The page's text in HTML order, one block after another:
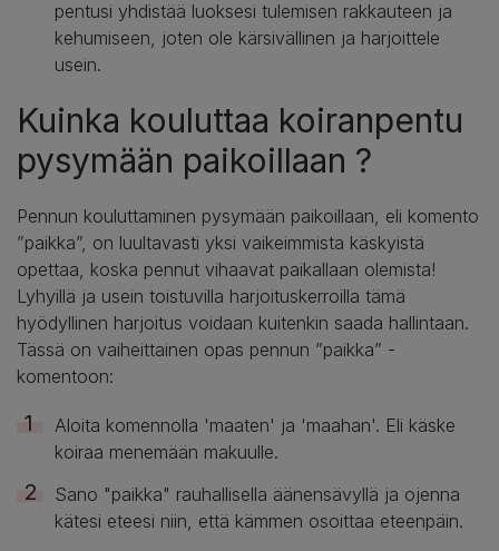
pentusi yhdistää luoksesi tulemisen rakkauteen ja
kehumiseen, joten ole kärsivällinen ja harjoittele
usein.
Kuinka kouluttaa koiranpentu
pysymään paikoillaan ?
Pennun kouluttaminen pysymään paikoillaan, eli komento
”paikka”, on luultavasti yksi vaikeimmista käskyistä
opettaa, koska pennut vihaavat paikallaan olemista!
Lyhyillä ja usein toistuvilla harjoituskerroilla tämä
hyödyllinen harjoitus voidaan kuitenkin saada hallintaan.
Tässä on vaiheittainen opas pennun ”paikka” -
komentoon:
Aloita komennolla 'maaten' ja 'maahan'. Eli käske
koiraa menemään makuulle.
Sano "paikka" rauhallisella äänensävyllä ja ojenna
kätesi eteesi niin, että kämmen osoittaa eteenpäin.